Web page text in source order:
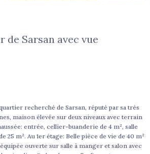
de Sarsan avec vue
recherché de Sarsan, réputé par sa très
maison élevée sur deux niveaux avec terrain
entrée, cellier-buanderie de 4 m², salle
25 m². Au 1er étage: Belle pièce de vie de 40 m²
ouverte sur salle à manger et salon avec